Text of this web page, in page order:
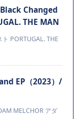
Black Changed
THE MAN
PORTUGAL. THE
EP（2023）/
MELCHOR アダ